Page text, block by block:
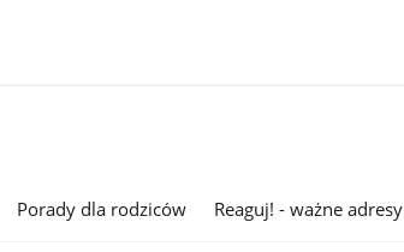
Porady dla rodziców Reaguj! - ważne adresy